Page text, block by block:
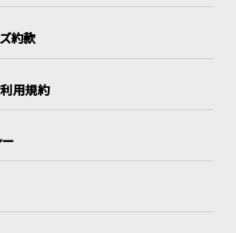
約款
用規約